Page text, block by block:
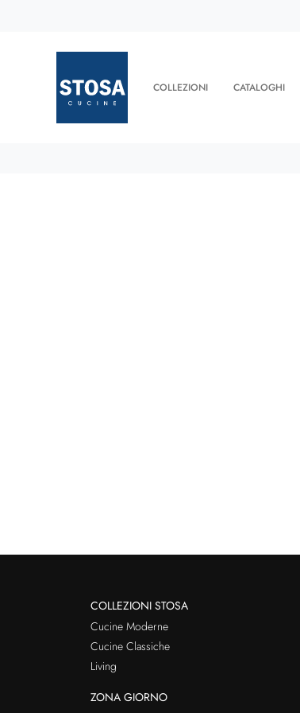
COLLEZIONI CATALOGHI
COLLEZIONI STOSA
Cucine Moderne
Cucine Classiche
Living
ZONA GIORNO